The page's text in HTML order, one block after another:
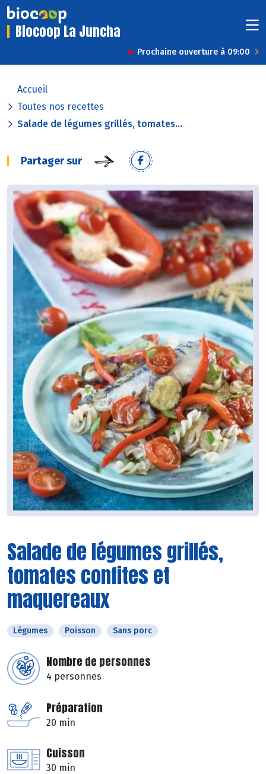
Biocoop La Juncha
Prochaine ouverture à 09:00
Accueil
Toutes nos recettes
Salade de légumes grillés, tomates...
Partager sur
Salade de légumes grillés,
tomates confites et
maquereaux
Légumes Poisson Sans porc
Nombre de personnes
4 personnes
Préparation
20 min
Cuisson
30 min